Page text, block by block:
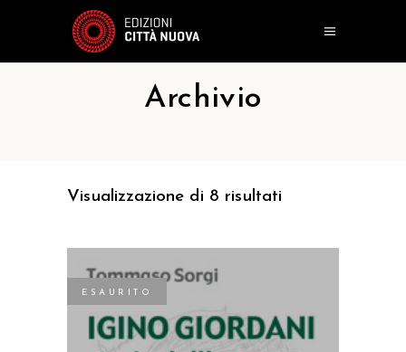
Archivio
Visualizzazione di 8 risultati
ESAURITO